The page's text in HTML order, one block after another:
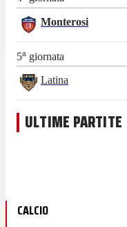
Monterosi
5a giornata
Latina
ULTIME PARTITE
CALCIO